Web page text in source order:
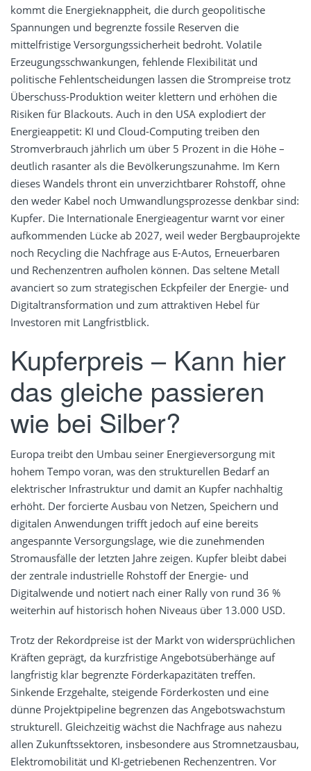
kommt die Energieknappheit, die durch geopolitische
Spannungen und begrenzte fossile Reserven die
mittelfristige Versorgungssicherheit bedroht. Volatile
Erzeugungsschwankungen, fehlende Flexibilität und
politische Fehlentscheidungen lassen die Strompreise trotz
Überschuss-Produktion weiter klettern und erhöhen die
Risiken für Blackouts. Auch in den USA explodiert der
Energieappetit: KI und Cloud-Computing treiben den
Stromverbrauch jährlich um über 5 Prozent in die Höhe –
deutlich rasanter als die Bevölkerungszunahme. Im Kern
dieses Wandels thront ein unverzichtbarer Rohstoff, ohne
den weder Kabel noch Umwandlungsprozesse denkbar sind:
Kupfer. Die Internationale Energieagentur warnt vor einer
aufkommenden Lücke ab 2027, weil weder Bergbauprojekte
noch Recycling die Nachfrage aus E-Autos, Erneuerbaren
und Rechenzentren aufholen können. Das seltene Metall
avanciert so zum strategischen Eckpfeiler der Energie- und
Digitaltransformation und zum attraktiven Hebel für
Investoren mit Langfristblick.
Kupferpreis – Kann hier
das gleiche passieren
wie bei Silber?
Europa treibt den Umbau seiner Energieversorgung mit
hohem Tempo voran, was den strukturellen Bedarf an
elektrischer Infrastruktur und damit an Kupfer nachhaltig
erhöht. Der forcierte Ausbau von Netzen, Speichern und
digitalen Anwendungen trifft jedoch auf eine bereits
angespannte Versorgungslage, wie die zunehmenden
Stromausfälle der letzten Jahre zeigen. Kupfer bleibt dabei
der zentrale industrielle Rohstoff der Energie- und
Digitalwende und notiert nach einer Rally von rund 36 %
weiterhin auf historisch hohen Niveaus über 13.000 USD.
Trotz der Rekordpreise ist der Markt von widersprüchlichen
Kräften geprägt, da kurzfristige Angebotsüberhänge auf
langfristig klar begrenzte Förderkapazitäten treffen.
Sinkende Erzgehalte, steigende Förderkosten und eine
dünne Projektpipeline begrenzen das Angebotswachstum
strukturell. Gleichzeitig wächst die Nachfrage aus nahezu
allen Zukunftssektoren, insbesondere aus Stromnetzausbau,
Elektromobilität und KI-getriebenen Rechenzentren. Vor